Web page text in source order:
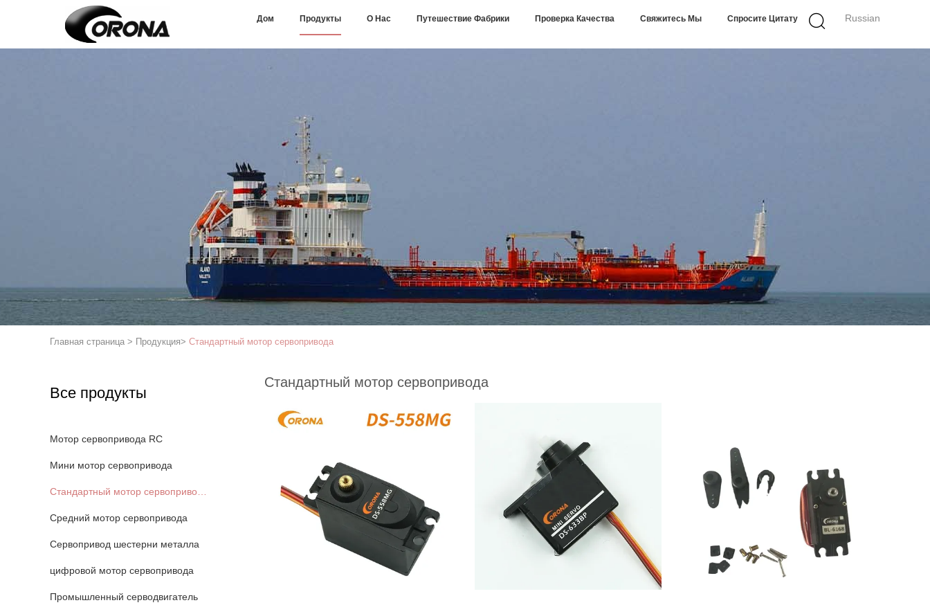
Russian
Дом Продукты О Нас Путешествие Фабрики Проверка Качества Свяжитесь Мы Спросите Цитату
Главная страница > Продукция> Стандартный мотор сервопривода
Все продукты
Мотор сервопривода RC
Мини мотор сервопривода
Стандартный мотор сервопривода
Средний мотор сервопривода
Сервопривод шестерни металла
цифровой мотор сервопривода
Промышленный серводвигатель
Стандартный мотор сервопривода